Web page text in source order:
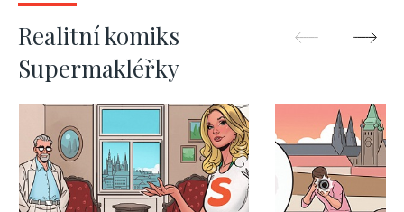
Realitní komiks
Supermakléřky